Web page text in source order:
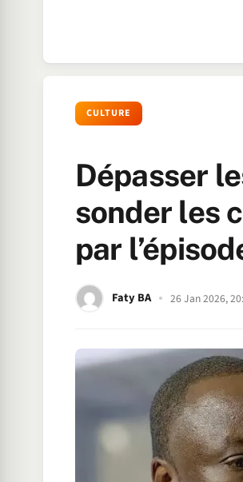
CULTURE
Dépasser
sonder les
par
Faty BA 26 Jan 2026,